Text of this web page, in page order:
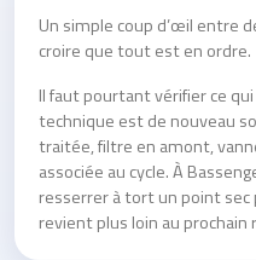
Un simple coup d’œil entre
croire que tout est en ordre.
Il faut pourtant vérifier ce
technique est de nouveau
traitée, filtre en amont,
associée au cycle. À
resserrer à tort un point sec
revient plus loin au prochain